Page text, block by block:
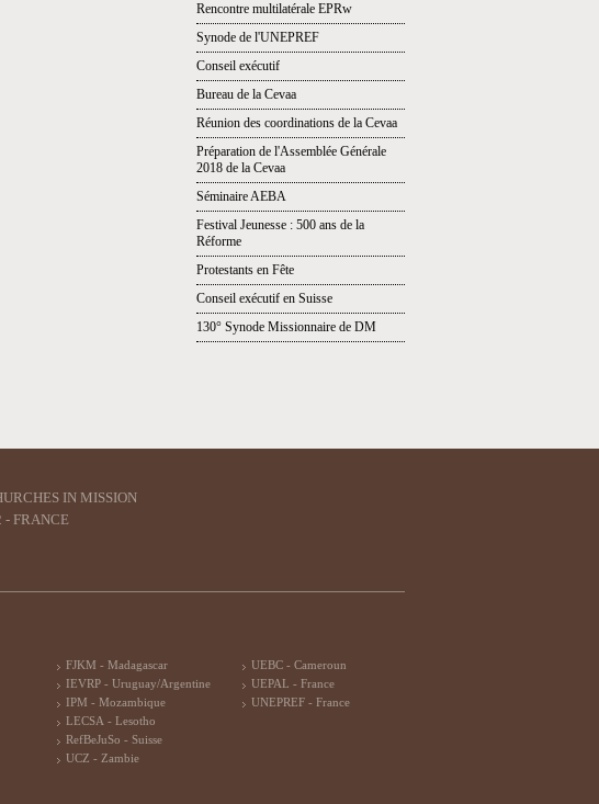
Rencontre multilatérale EPRw
Synode de l'UNEPREF
Conseil exécutif
Bureau de la Cevaa
Réunion des coordinations de la Cevaa
Préparation de l'Assemblée Générale
2018 de la Cevaa
Séminaire AEBA
Festival Jeunesse : 500 ans de la
Réforme
Protestants en Fête
Conseil exécutif en Suisse
130° Synode Missionnaire de DM
IN MISSION
- FRANCE
FJKM - Madagascar
IEVRP - Uruguay/Argentine
IPM - Mozambique
LECSA - Lesotho
RefBeJuSo - Suisse
UCZ - Zambie
UEBC - Cameroun
UEPAL - France
UNEPREF - France